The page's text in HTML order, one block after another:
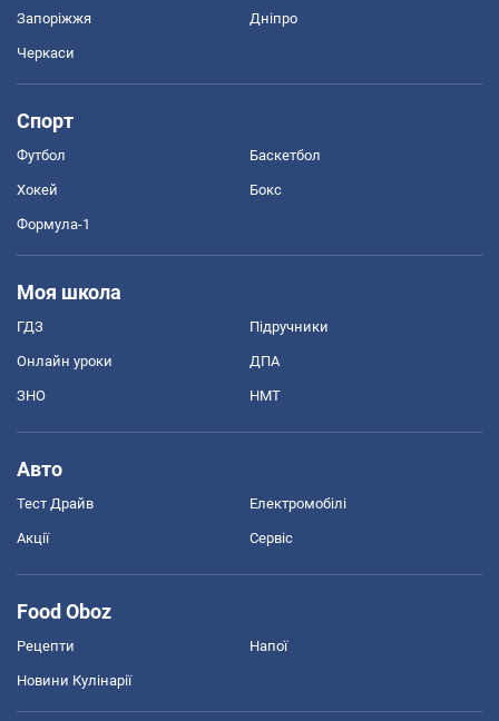
Запоріжжя Дніпро
Черкаси
Спорт
Футбол Баскетбол
Хокей Бокс
Формула-1
Моя школа
ГДЗ Підручники
Онлайн уроки ДПА
ЗНО НМТ
Авто
Тест Драйв Електромобілі
Акції Сервіс
Food Oboz
Рецепти Напої
Новини Кулінарії